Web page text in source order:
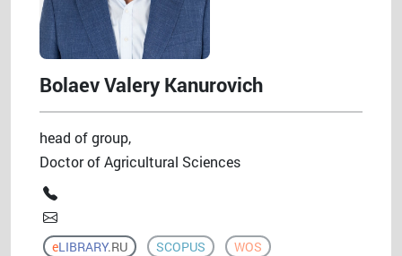
Bolaev Valery Kanurovich
head of group,
Doctor of Agricultural Sciences
eLIBRARY.RU SCOPUS WOS